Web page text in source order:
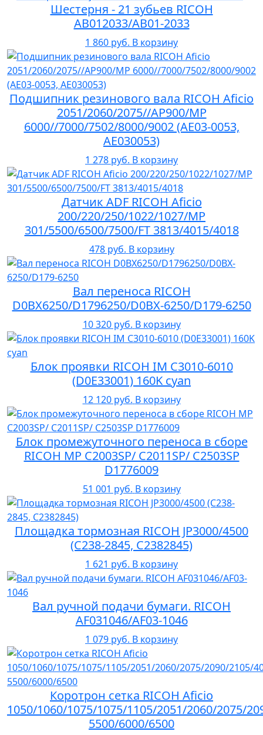
Шестерня - 21 зубьев RICOH
AB012033/AB01-2033
1 860 руб. В корзину
Подшипник резинового вала RICOH Aficio
2051/2060/2075//AP900/MP
6000//7000/7502/8000/9002 (AE03-0053,
AE030053)
1 278 руб. В корзину
Датчик ADF RICOH Aficio
200/220/250/1022/1027/MP
301/5500/6500/7500/FT 3813/4015/4018
478 руб. В корзину
Вал переноса RICOH
D0BX6250/D1796250/D0BX-6250/D179-6250
10 320 руб. В корзину
Блок проявки RICOH IM C3010-6010
(D0E33001) 160K cyan
12 120 руб. В корзину
Блок промежуточного переноса в сборе
RICOH MP C2003SP/ C2011SP/ C2503SP
D1776009
51 001 руб. В корзину
Площадка тормозная RICOH JP3000/4500
(C238-2845, C2382845)
1 621 руб. В корзину
Вал ручной подачи бумаги. RICOH
AF031046/AF03-1046
1 079 руб. В корзину
Коротрон сетка RICOH Aficio
1050/1060/1075/1075/1105/2051/2060/2075/
5500/6000/6500